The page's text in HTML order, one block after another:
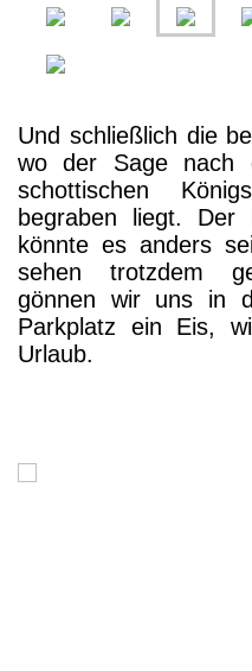
Und schließlich die
wo der Sage nach
schottischen
begraben liegt.
könnte es anders
sehen trotzdem
gönnen wir uns in
Parkplatz ein Eis,
Urlaub.